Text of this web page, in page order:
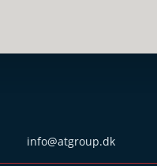
info@atgroup.dk